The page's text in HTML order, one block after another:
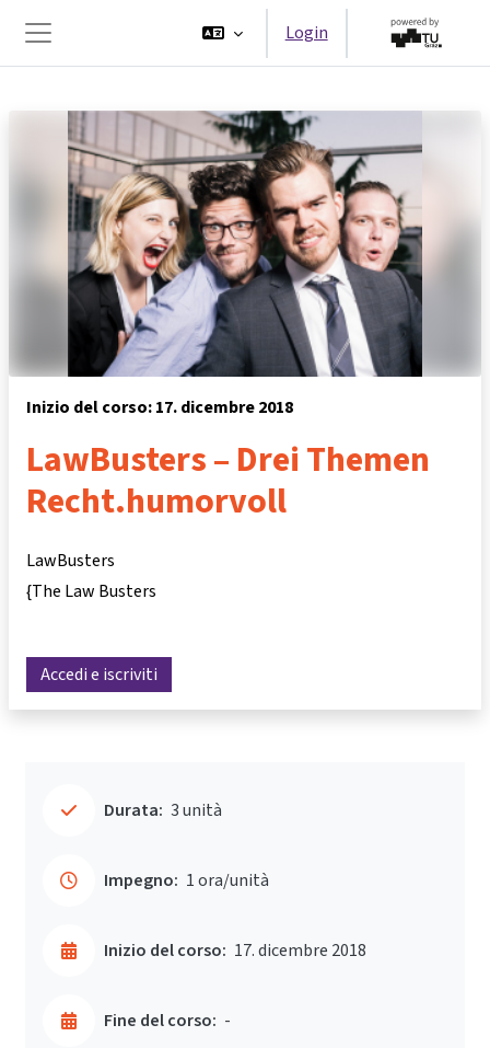
Pannello laterale
Login
Inizio del corso: 17. dicembre 2018
LawBusters – Drei Themen
Recht.humorvoll
LawBusters
{The Law Busters
Accedi e iscriviti
Durata: 3 unità
Impegno: 1 ora/unità
Inizio del corso: 17. dicembre 2018
Fine del corso: -